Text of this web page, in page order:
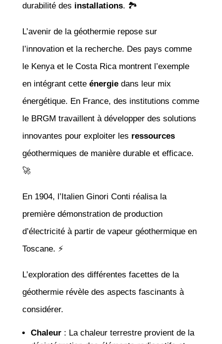
durabilité des installations. 🏞️
L’avenir de la géothermie repose sur
l’innovation et la recherche. Des pays comme
le Kenya et le Costa Rica montrent l’exemple
en intégrant cette énergiedans leur mix
énergétique. En France, des institutions comme
le BRGM travaillent à développer des solutions
innovantes pour exploiter les ressources
géothermiques de manière durable et efficace.
🚀
En 1904, l’Italien Ginori Conti réalisa la
première démonstration de production
d’électricité à partir de vapeur géothermique en
Toscane. ⚡
L’exploration des différentes facettes de la
géothermie révèle des aspects fascinants à
considérer.
Chaleur: La chaleur terrestre provient de la